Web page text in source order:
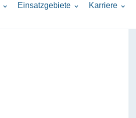
Einsatzgebiete Karriere